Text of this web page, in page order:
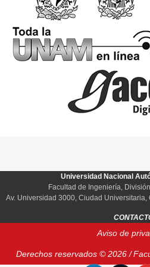
Universidad Nacional
Facultad de Ingeniería,
Av. Universidad 3000, Ciudad Universitaria,
Aviso de
Derechos reservados © 2026 /